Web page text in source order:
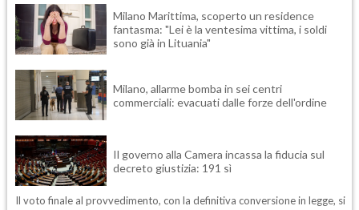
Milano Marittima, scoperto un residence
fantasma: "Lei è la ventesima vittima, i soldi
sono già in Lituania"
Milano, allarme bomba in sei centri
commerciali: evacuati dalle forze dell'ordine
Il governo alla Camera incassa la fiducia sul
decreto giustizia: 191 sì
Il voto finale al provvedimento, con la definitiva conversione in legge, si